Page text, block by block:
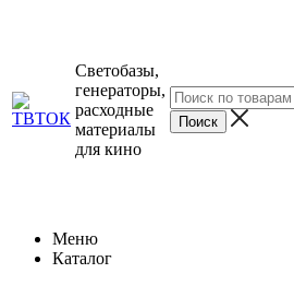
Светобазы,
генераторы,
расходные
материалы
для кино
Меню
Каталог